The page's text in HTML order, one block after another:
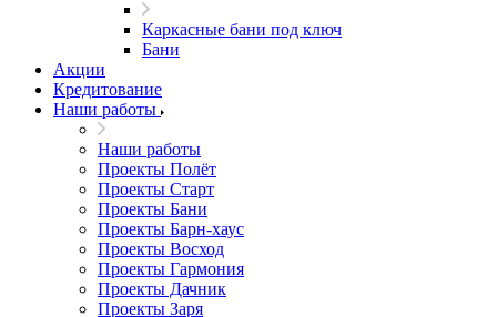
Каркасные бани под ключ
Бани
Акции
Кредитование
Наши работы
Наши работы
Проекты Полёт
Проекты Старт
Проекты Бани
Проекты Барн-хаус
Проекты Восход
Проекты Гармония
Проекты Дачник
Проекты Заря